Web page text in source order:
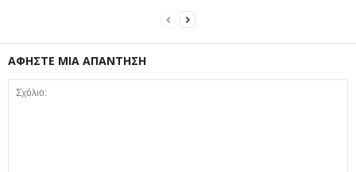
ΑΦΗΣΤΕ ΜΙΑ ΑΠΑΝΤΗΣΗ